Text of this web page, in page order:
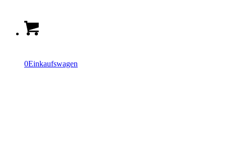
0Einkaufswagen